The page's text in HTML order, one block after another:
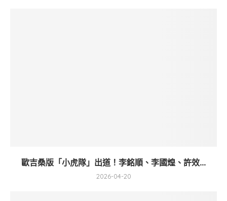
歐吉桑版「小虎隊」出道！李銘順、李國煌、許效...
2026-04-20